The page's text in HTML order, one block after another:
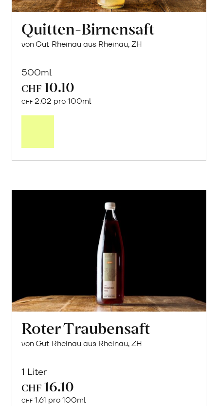
Quitten-Birnensaft
von Gut Rheinau aus Rheinau, ZH
500ml
CHF 10.10
CHF 2.02 pro 100ml
Roter Traubensaft
von Gut Rheinau aus Rheinau, ZH
1 Liter
CHF 16.10
CHF 1.61 pro 100ml